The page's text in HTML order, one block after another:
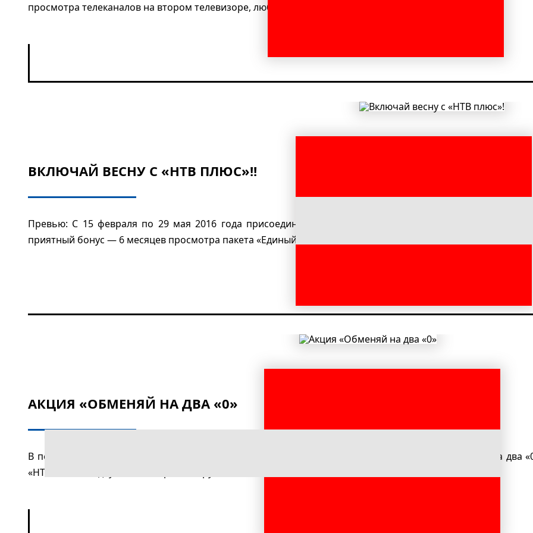
просмотра телеканалов на втором телевизоре, любой планшет* или игровую консоль GS Gamekit.
ВКЛЮЧАЙ ВЕСНУ С «НТВ ПЛЮС»!!
Превью: С 15 февраля по 29 мая 2016 года присоединяйтесь к беспрецедентной акции «НТВ плюс»
приятный бонус — 6 месяцев просмотра пакета «Единый» в подарок!
АКЦИЯ «ОБМЕНЯЙ НА ДВА «0»
В период с 26.10.2015 г. по 31.05.2016 г. при обмене старого оборудования по акции «Обменяй на два
«НТВ плюс» на двух телевизорах за 0 рублей*!